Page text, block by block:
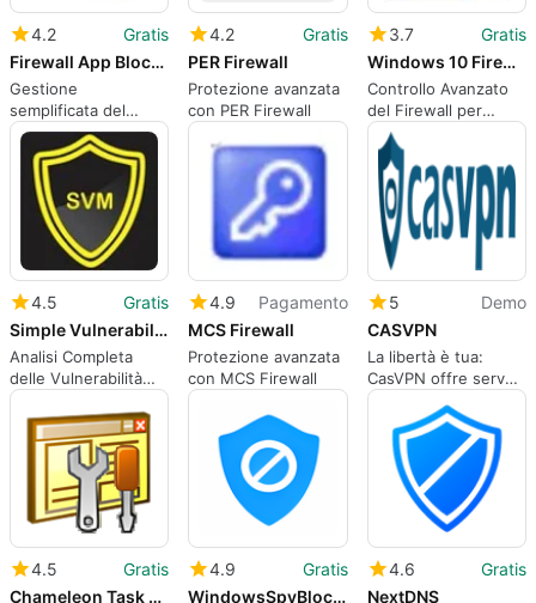
4.2
Gratis
Firewall App Blocker
Gestione
semplificata del
Firewall di Windows
4.2
Gratis
PER Firewall
Protezione avanzata
con PER Firewall
3.7
Gratis
Windows 10 Firewall Control
Controllo Avanzato
del Firewall per
Windows 10
4.5
Gratis
Simple Vulnerability Manager
Analisi Completa
delle Vulnerabilità
con SVM
4.9
Pagamento
MCS Firewall
Protezione avanzata
con MCS Firewall
5
Demo
CASVPN
La libertà è tua:
CasVPN offre server
multipli in 57 paesi.
Ciò significa che:
4.5
Gratis
Chameleon Task Manager
4.9
Gratis
WindowsSpyBlocker
4.6
Gratis
NextDNS